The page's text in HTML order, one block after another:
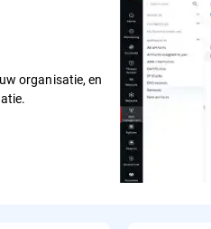
organisatie, en